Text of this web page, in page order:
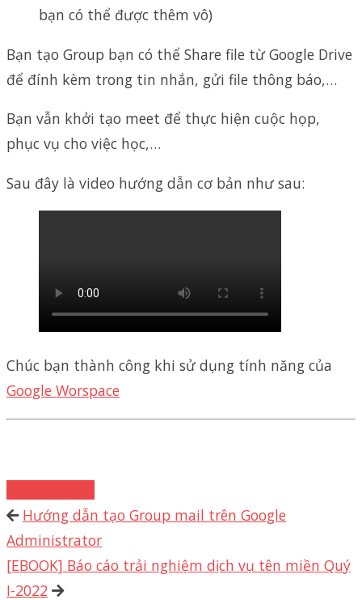
bạn có thể được thêm vô)
Bạn tạo Group bạn có thể Share file từ Google Drive
để đính kèm trong tin nhắn, gửi file thông báo,…
Bạn vẫn khởi tạo meet để thực hiện cuộc họp,
phục vụ cho việc học,…
Sau đây là video hướng dẫn cơ bản như sau:
Chúc bạn thành công khi sử dụng tính năng của
Google Worspace
Hướng dẫn tạo Group mail trên Google
Administrator
[EBOOK] Báo cáo trải nghiệm dịch vụ tên miền Quý
I-2022